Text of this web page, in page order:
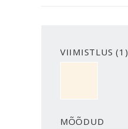
VIIMISTLUS (1)
MÕÕDUD